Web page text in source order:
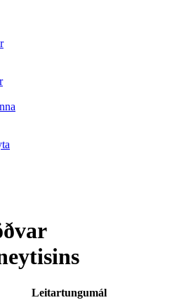
Leitartungumál